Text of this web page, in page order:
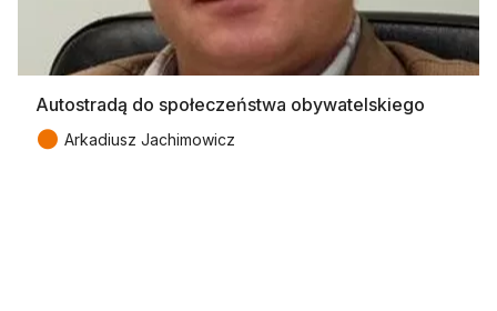
Autostradą do społeczeństwa obywatelskiego
● Arkadiusz Jachimowicz